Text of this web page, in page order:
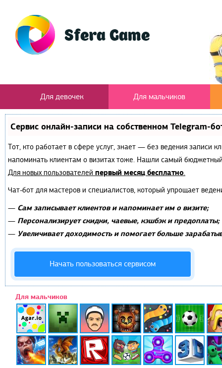
Для девочек Для мальчиков
Сервис онлайн-записи на собственном Telegram-
Тот, кто работает в сфере услуг, знает — без ведения записи
напоминать клиентам о визитах тоже. Нашли самый
Для новых пользователей первый месяц бесплатно.
Чат-бот для мастеров и специалистов, который упрощает
— Сам записывает клиентов и напоминает им о визите;
— Персонализирует скидки, чаевые, кэшбэк и предоплаты;
— Увеличивает доходимость и помогает больше
Начать пользоваться сервисом
Для мальчиков